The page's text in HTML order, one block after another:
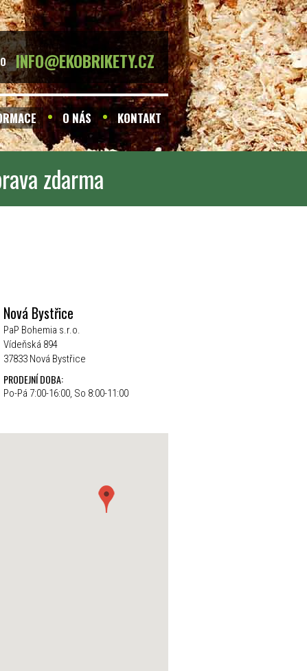
INFO@EKOBRIKETY.CZ
O NÁS KONTAKT
zdarma
Nová Bystřice
PaP Bohemia s.r.o.
Vídeňská 894
37833 Nová Bystřice
PRODEJNÍ DOBA:
Po-Pá 7:00-16:00, So 8:00-11:00